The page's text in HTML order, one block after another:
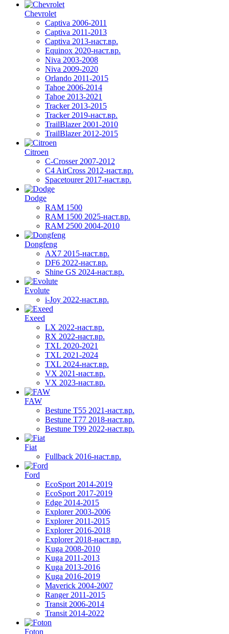
Chevrolet
Captiva 2006-2011
Captiva 2011-2013
Captiva 2013-наст.вр.
Equinox 2020-наст.вр.
Niva 2003-2008
Niva 2009-2020
Orlando 2011-2015
Tahoe 2006-2014
Tahoe 2013-2021
Tracker 2013-2015
Tracker 2019-наст.вр.
TrailBlazer 2001-2010
TrailBlazer 2012-2015
Citroen
C-Crosser 2007-2012
C4 AirCross 2012-наст.вр.
Spacetourer 2017-наст.вр.
Dodge
RAM 1500
RAM 1500 2025-наст.вр.
RAM 2500 2004-2010
Dongfeng
AX7 2015-наст.вр.
DF6 2022-наст.вр.
Shine GS 2024-наст.вр.
Evolute
i-Joy 2022-наст.вр.
Exeed
LX 2022-наст.вр.
RX 2022-наст.вр.
TXL 2020-2021
TXL 2021-2024
TXL 2024-наст.вр.
VX 2021-наст.вр.
VX 2023-наст.вр.
FAW
Bestune T55 2021-наст.вр.
Bestune T77 2018-наст.вр.
Bestune T99 2022-наст.вр.
Fiat
Fullback 2016-наст.вр.
Ford
EcoSport 2014-2019
EcoSport 2017-2019
Edge 2014-2015
Explorer 2003-2006
Explorer 2011-2015
Explorer 2016-2018
Explorer 2018-наст.вр.
Kuga 2008-2010
Kuga 2011-2013
Kuga 2013-2016
Kuga 2016-2019
Maverick 2004-2007
Ranger 2011-2015
Transit 2006-2014
Transit 2014-2022
Foton